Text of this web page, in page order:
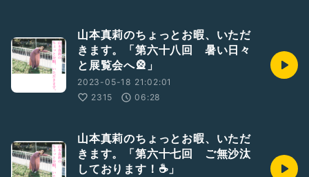
山本真莉のちょっとお暇、いただ
きます。「第六十八回 暑い日々
と展覧会へ🎡」
2023-05-18 21:02:01
2315
06:28
山本真莉のちょっとお暇、いただ
きます。「第六十七回 ご無沙汰
しております！☕️」